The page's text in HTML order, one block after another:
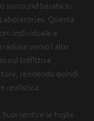
surround basata su
Questa
individuale a
verso l'alto
sul soffitto e
rendendo quindi
realistica..
Puoi sentire le foglie